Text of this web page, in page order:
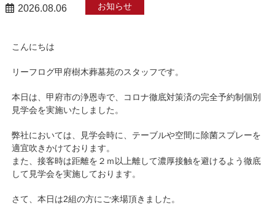
2026.08.06 お知らせ
こんにちは
リーフログ甲府樹木葬墓苑のスタッフです。
本日は、甲府市の浄恩寺で、コロナ徹底対策済の完全予約制個別
見学会を実施いたしました。
弊社においては、見学会時に、テーブルや空間に除菌スプレーを
適宜吹きかけております。
また、接客時は距離を２ｍ以上離して濃厚接触を避けるよう徹底
して見学会を実施しております。
さて、本日は2組の方にご来場頂きました。